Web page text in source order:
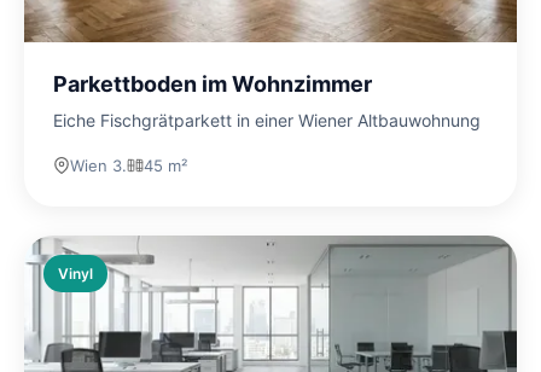
Parkettboden im Wohnzimmer
Eiche Fischgrätparkett in einer Wiener Altbauwohnung
Wien 3. 45 m²
Vinyl